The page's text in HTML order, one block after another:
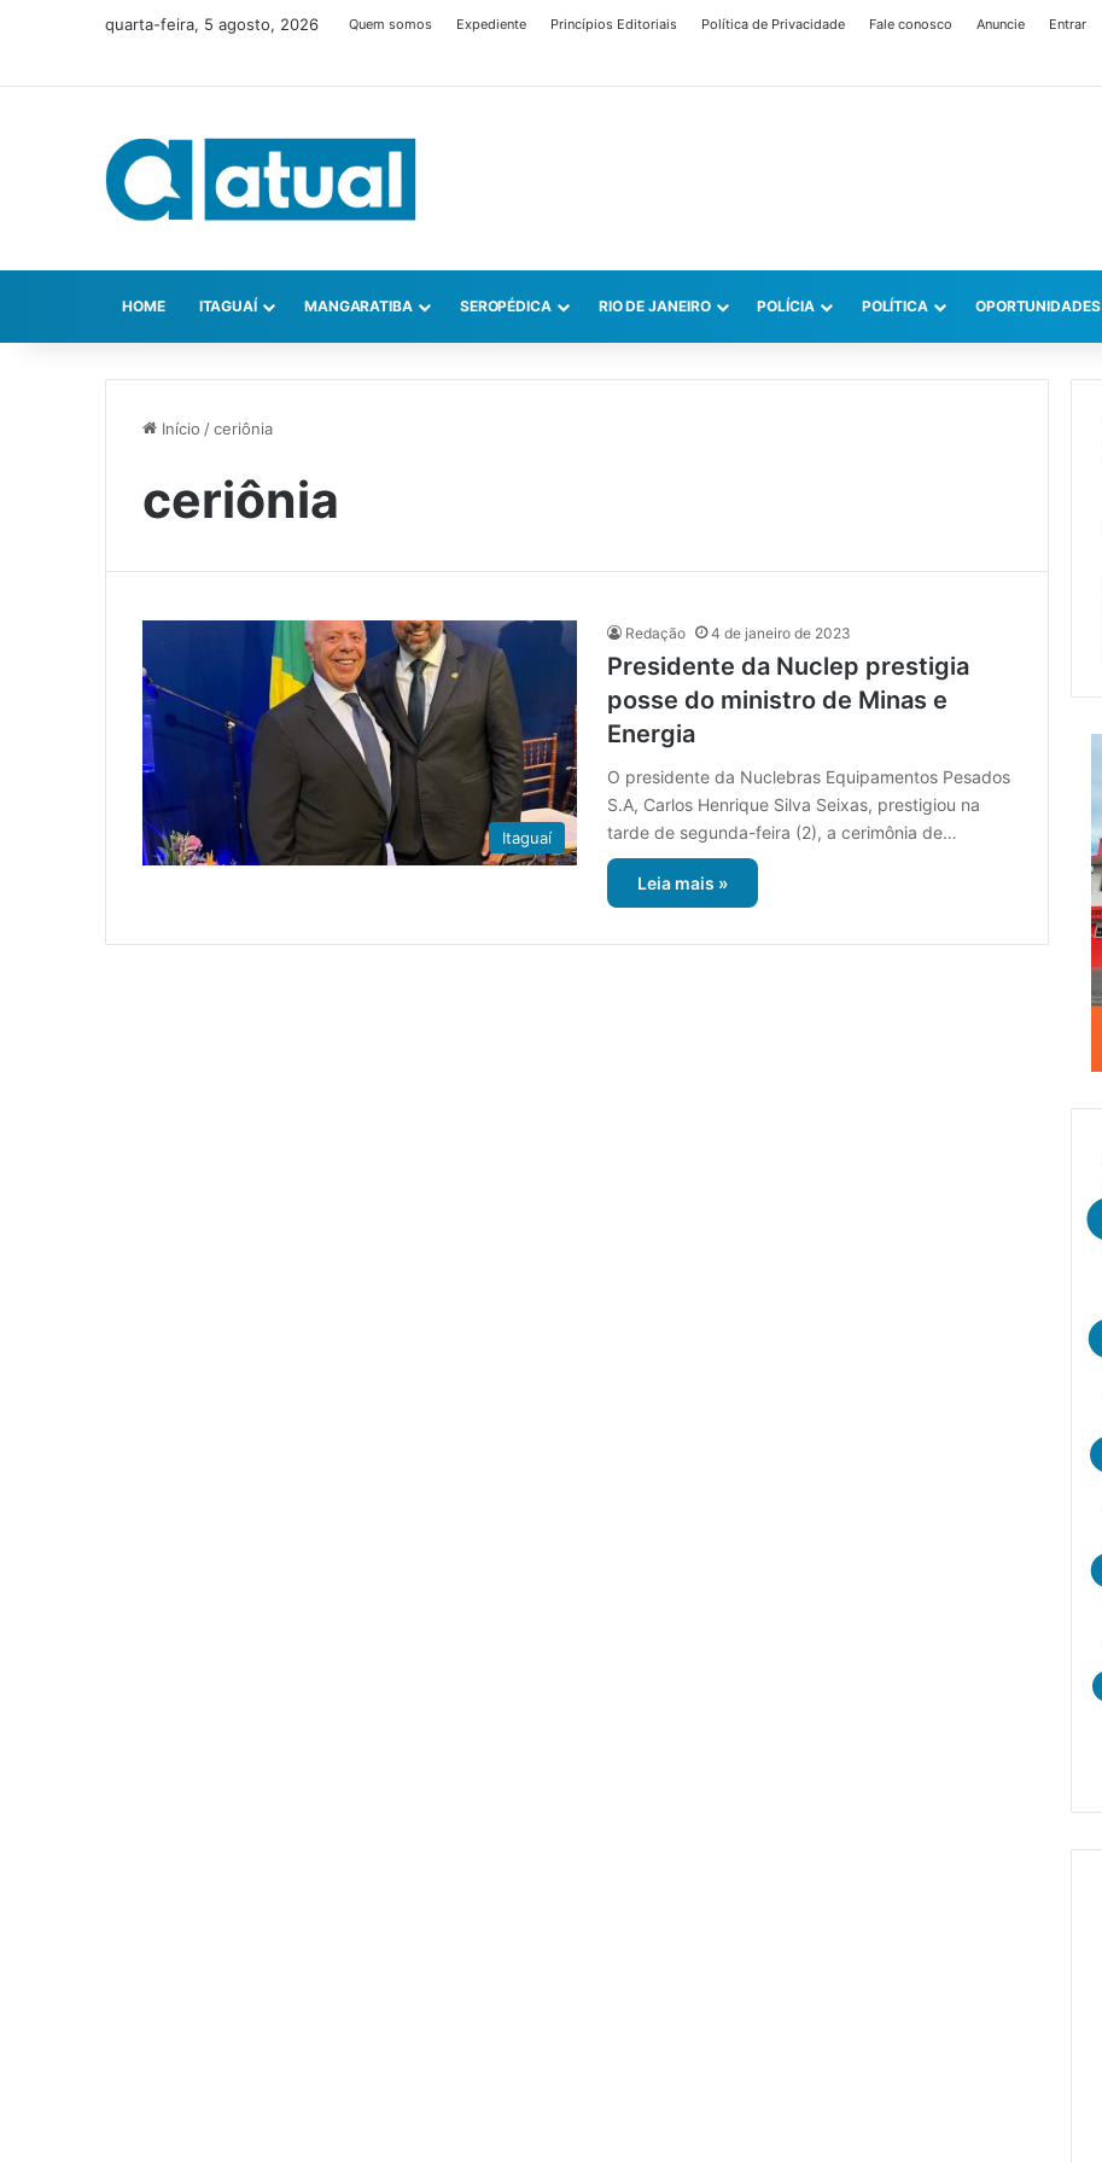
quarta-feira, 5 agosto, 2026 Quem somos Expediente Princípios Editoriais Política de Privacidade Fale conosco Anuncie Entrar
HOME ITAGUAÍ MANGARATIBA SEROPÉDICA RIO DE JANEIRO POLÍCIA POLÍTICA OPORTUNIDADES
Início /ceriônia
ceriônia
Itaguaí
Redação 4 de janeiro de 2023
Presidente da Nuclep prestigia
posse do ministro de Minas e
Energia
O presidente da Nuclebras Equipamentos Pesados
S.A, Carlos Henrique Silva Seixas, prestigiou na
tarde de segunda-feira (2), a cerimônia de…
Leia mais »